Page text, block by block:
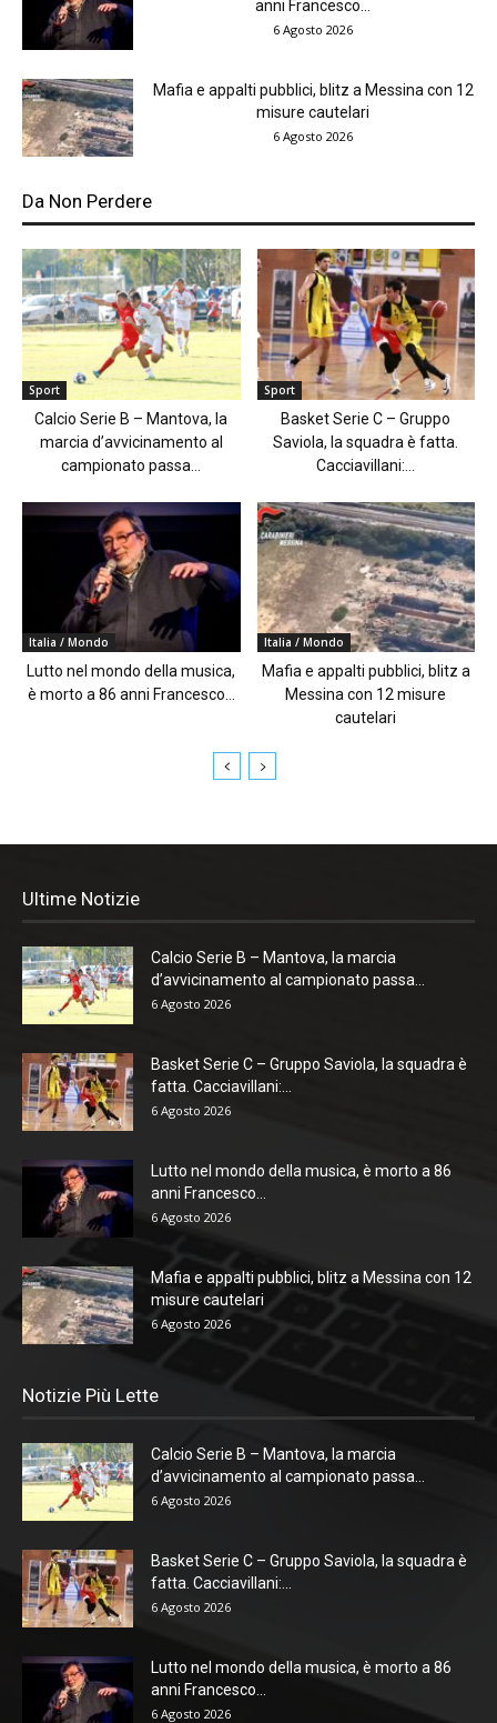
anni Francesco...
6 Agosto 2026
Mafia e appalti pubblici, blitz a Messina con 12
misure cautelari
6 Agosto 2026
Da Non Perdere
Sport
Calcio Serie B – Mantova, la
marcia d’avvicinamento al
campionato passa...
Sport
Basket Serie C – Gruppo
Saviola, la squadra è fatta.
Cacciavillani:...
Italia / Mondo
Lutto nel mondo della musica,
è morto a 86 anni Francesco...
Italia / Mondo
Mafia e appalti pubblici, blitz a
Messina con 12 misure
cautelari
Ultime Notizie
Calcio Serie B – Mantova, la marcia
d’avvicinamento al campionato passa...
6 Agosto 2026
Basket Serie C – Gruppo Saviola, la squadra è
fatta. Cacciavillani:...
6 Agosto 2026
Lutto nel mondo della musica, è morto a 86
anni Francesco...
6 Agosto 2026
Mafia e appalti pubblici, blitz a Messina con 12
misure cautelari
6 Agosto 2026
Notizie Più Lette
Calcio Serie B – Mantova, la marcia
d’avvicinamento al campionato passa...
6 Agosto 2026
Basket Serie C – Gruppo Saviola, la squadra è
fatta. Cacciavillani:...
6 Agosto 2026
Lutto nel mondo della musica, è morto a 86
anni Francesco...
6 Agosto 2026